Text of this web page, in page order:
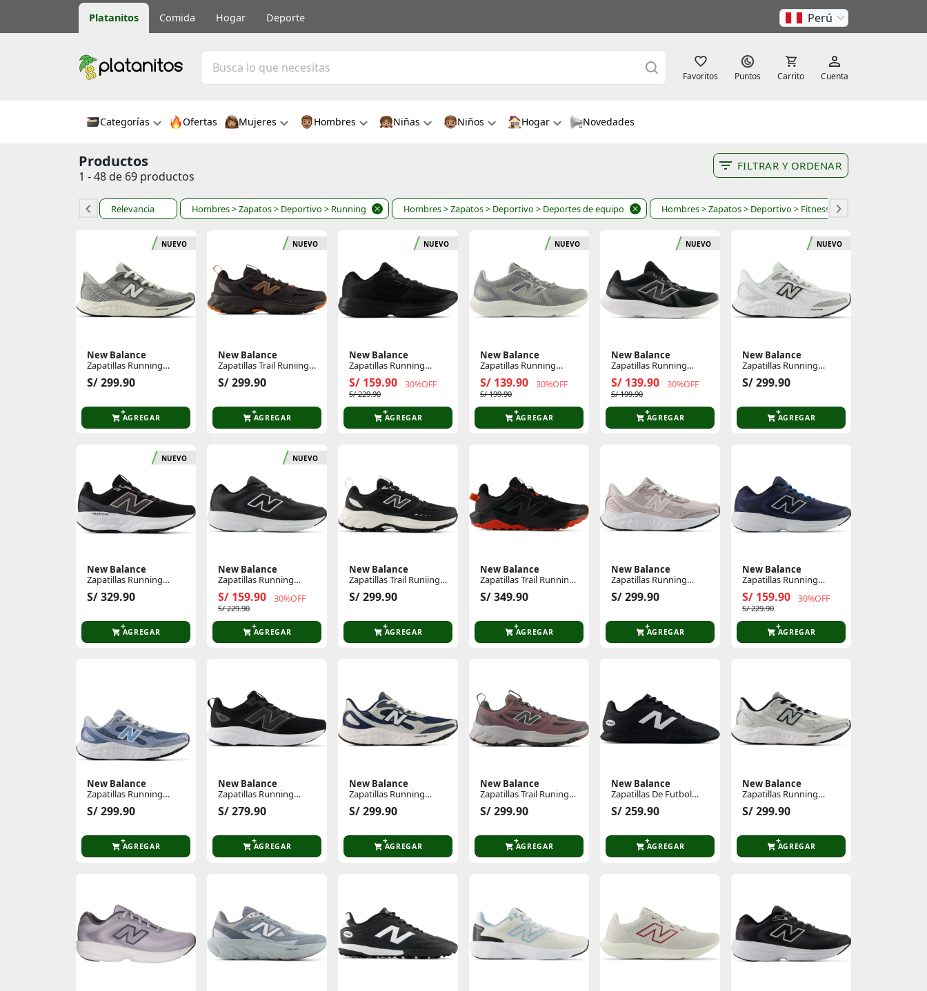
Platanitos Comida Hogar Deporte Perú
Favoritos Puntos Carrito Cuenta
Categorías Ofertas Mujeres Hombres Niñas Niños Hogar Novedades
Productos
1 - 48 de 69 productos
FILTRAR Y ORDENAR
Relevancia Hombres> Zapatos> Deportivo > Running Hombres> Zapatos> Deportivo > Deportes de equipo Hombres> Zapatos> Deportivo > Fitness y cross-training
NUEVO
New Balance
Zapatillas Running
Hombre Arishi Lux Pack
S/ 299.90
AGREGAR
NUEVO
New Balance
Zapatillas Trail Runiing
Hombre 410 V9
S/ 299.90
AGREGAR
NUEVO
New Balance
Zapatillas Running
Hombre 411
S/ 159.90 30%OFF
S/ 229.90
AGREGAR
NUEVO
New Balance
Zapatillas Running
Mujer 430
S/ 139.90 30%OFF
S/ 199.90
AGREGAR
NUEVO
New Balance
Zapatillas Running
Mujer 430
S/ 139.90 30%OFF
S/ 199.90
AGREGAR
NUEVO
New Balance
Zapatillas Running
Mujer Arishi Lux Pack
S/ 299.90
AGREGAR
NUEVO
New Balance
Zapatillas Running
Mujer 520
S/ 329.90
AGREGAR
NUEVO
New Balance
Zapatillas Running
Hombre 411
S/ 159.90 30%OFF
S/ 229.90
AGREGAR
New Balance
Zapatillas Trail Runiing
Mujer 410 V9
S/ 299.90
AGREGAR
New Balance
Zapatillas Trail Running
Hombre Nitrel V6
S/ 349.90
AGREGAR
New Balance
Zapatillas Running
Mujer Arishi Lux Pack
S/ 299.90
AGREGAR
New Balance
Zapatillas Running
Hombre 411
S/ 159.90 30%OFF
S/ 229.90
AGREGAR
New Balance
Zapatillas Running
Mujer Arishi Lux Pack
S/ 299.90
AGREGAR
New Balance
Zapatillas Running
Hombre 460
S/ 279.90
AGREGAR
New Balance
Zapatillas Running
Hombre Arishi Lux Pack
S/ 299.90
AGREGAR
New Balance
Zapatillas Trail Runing
Mujer 410 V9
S/ 299.90
AGREGAR
New Balance
Zapatillas De Futbol
Hombre 442 Club In V3
S/ 259.90
AGREGAR
New Balance
Zapatillas Running
Hombre Arishi Lux Pack
S/ 299.90
AGREGAR